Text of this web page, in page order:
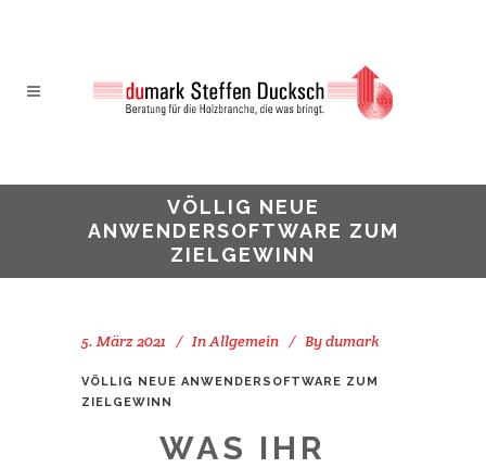
VÖLLIG NEUE
ANWENDERSOFTWARE ZUM
ZIELGEWINN
5. März 2021 InAllgemein Bydumark
VÖLLIG NEUE ANWENDERSOFTWARE ZUM
ZIELGEWINN
WAS IHR